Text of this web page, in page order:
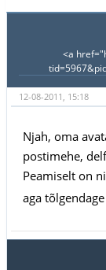
<a
12-08-2011, 15:18
Njah, oma
postimehe,
Peamiselt on
aga